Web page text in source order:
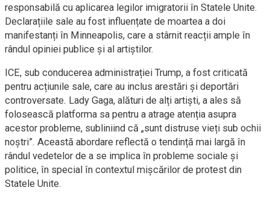
responsabilă cu aplicarea legilor imigratorii în Statele Unite.
Declarațiile sale au fost influențate de moartea a doi
manifestanți în Minneapolis, care a stârnit reacții ample în
rândul opiniei publice și al artiștilor.
ICE, sub conducerea administrației Trump, a fost criticată
pentru acțiunile sale, care au inclus arestări și deportări
controversate. Lady Gaga, alături de alți artiști, a ales să
folosească platforma sa pentru a atrage atenția asupra
acestor probleme, subliniind că „sunt distruse vieți sub ochii
noștri”. Această abordare reflectă o tendință mai largă în
rândul vedetelor de a se implica în probleme sociale și
politice, în special în contextul mișcărilor de protest din
Statele Unite.